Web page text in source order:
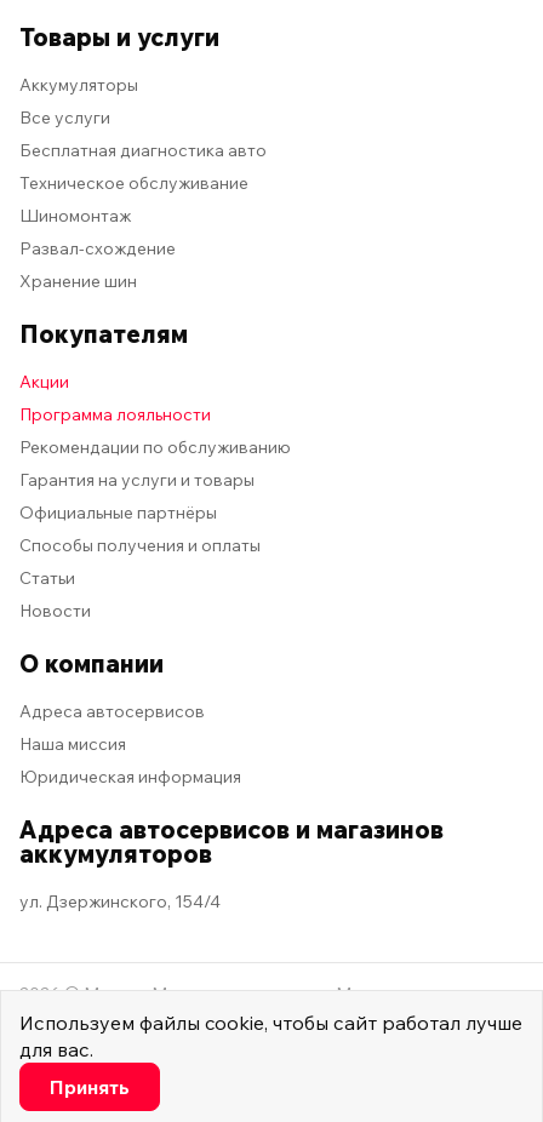
Товары и услуги
Аккумуляторы
Все услуги
Бесплатная диагностика авто
Техническое обслуживание
Шиномонтаж
Развал-схождение
Хранение шин
Покупателям
Акции
Программа лояльности
Рекомендации по обслуживанию
Гарантия на услуги и товары
Официальные партнёры
Способы получения и оплаты
Статьи
Новости
О компании
Адреса автосервисов
Наша миссия
Юридическая информация
Адреса автосервисов и магазинов
аккумуляторов
ул. Дзержинского, 154/4
2026 © Мастер Машина Мы в социальных сетях
Используем файлы cookie, чтобы сайт работал лучше
для вас.
Настроить
Минимальные
Принять